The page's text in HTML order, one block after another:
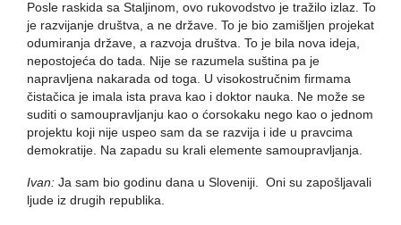
Posle raskida sa Staljinom, ovo rukovodstvo je tražilo izlaz. To
je razvijanje društva, a ne države. To je bio zamišljen projekat
odumiranja države, a razvoja društva. To je bila nova ideja,
nepostojeća do tada. Nije se razumela suština pa je
napravljena nakarada od toga. U visokostručnim firmama
čistačica je imala ista prava kao i doktor nauka. Ne može se
suditi o samoupravljanju kao o ćorsokaku nego kao o jednom
projektu koji nije uspeo sam da se razvija i ide u pravcima
demokratije. Na zapadu su krali elemente samoupravljanja.
Ivan: Ja sam bio godinu dana u Sloveniji. Oni su zapošljavali
ljude iz drugih republika.